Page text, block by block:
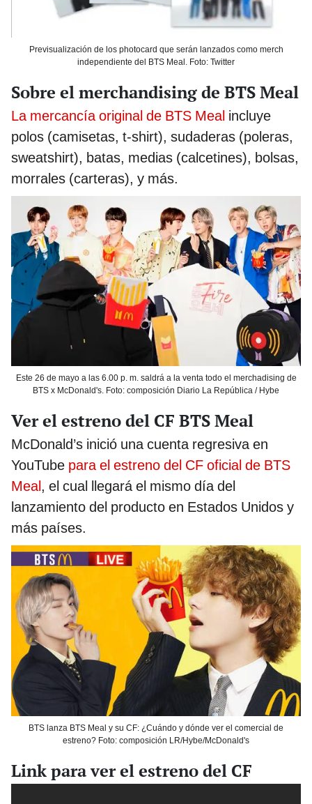
Previsualización de los photocard que serán lanzados como merch
independiente del BTS Meal. Foto: Twitter
Sobre el merchandising de BTS Meal
La mercancía original de BTS Meal incluye
polos (camisetas, t-shirt), sudaderas (poleras,
sweatshirt), batas, medias (calcetines), bolsas,
morrales (carteras), y más.
Este 26 de mayo a las 6.00 p. m. saldrá a la venta todo el merchadising de
BTS x McDonald's. Foto: composición Diario La República / Hybe
Ver el estreno del CF BTS Meal
McDonald’s inició una cuenta regresiva en
YouTube para el estreno del CF oficial de BTS
Meal, el cual llegará el mismo día del
lanzamiento del producto en Estados Unidos y
más países.
BTS lanza BTS Meal y su CF: ¿Cuándo y dónde ver el comercial de
estreno? Foto: composición LR/Hybe/McDonald's
Link para ver el estreno del CF